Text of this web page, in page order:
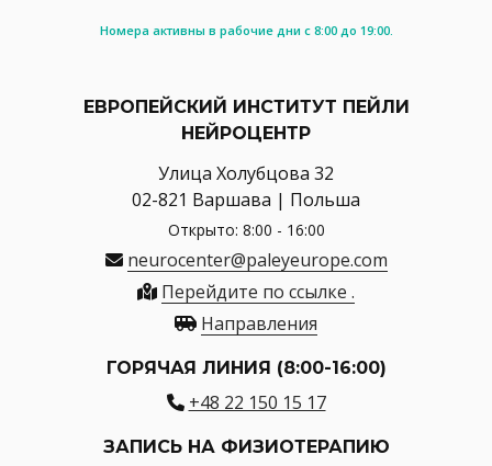
Номера активны в рабочие дни с 8:00 до 19:00.
ЕВРОПЕЙСКИЙ ИНСТИТУТ ПЕЙЛИ
НЕЙРОЦЕНТР
Улица Холубцова 32
02-821 Варшава | Польша
Открыто: 8:00 - 16:00
neurocenter@paleyeurope.com
Перейдите по ссылке .
Направления
ГОРЯЧАЯ ЛИНИЯ (8:00-16:00)
+48 22 150 15 17
ЗАПИСЬ НА ФИЗИОТЕРАПИЮ